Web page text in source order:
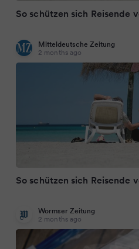
So schützen sich Reisende
Mitteldeutsche Zeitung
2 months ago
So schützen sich Reisende
Wormser Zeitung
2 months ago